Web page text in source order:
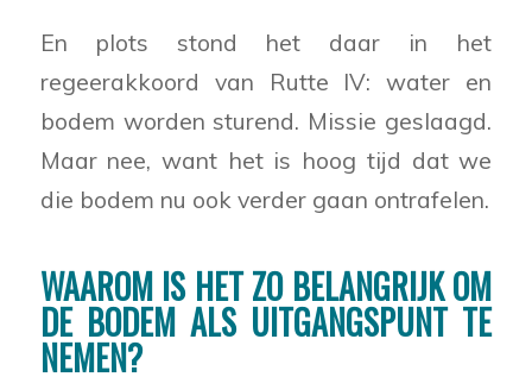
En plots stond het daar in het
regeerakkoord van Rutte IV: water en
bodem worden sturend. Missie geslaagd.
Maar nee, want het is hoog tijd dat we
die bodem nu ook verder gaan ontrafelen.
WAAROM IS HET ZO BELANGRIJK OM
DE BODEM ALS UITGANGSPUNT TE
NEMEN?